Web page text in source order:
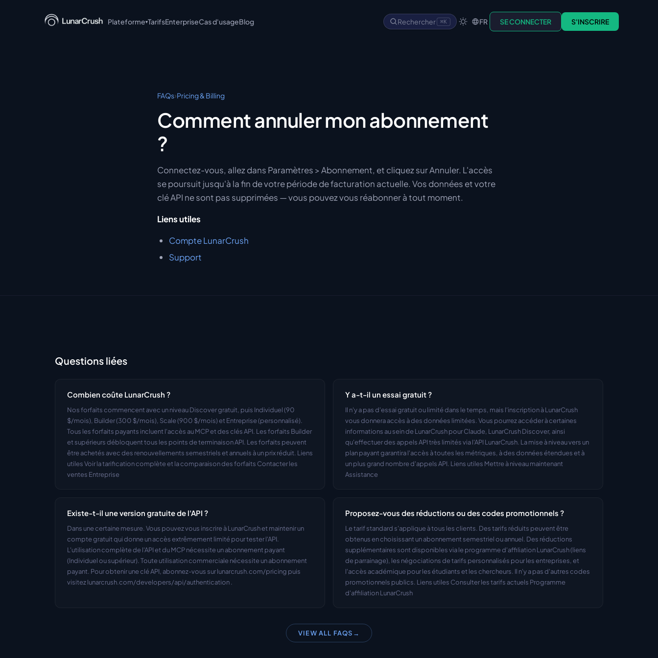
Plateforme▾
LunarCrush Discover
LunarCrush Collections
TarifsEnterpriseCas d'usageBlog Rechercher ⌘K FR SE CONNECTER S'INSCRIRE
FAQs›Pricing & Billing
Comment annuler mon abonnement
?
Connectez-vous, allez dans Paramètres > Abonnement, et cliquez sur Annuler. L'accès
se poursuit jusqu'à la fin de votre période de facturation actuelle. Vos données et votre
clé API ne sont pas supprimées — vous pouvez vous réabonner à tout moment.
Liens utiles
Compte LunarCrush
Support
Questions liées
Combien coûte LunarCrush ?
Nos forfaits commencent avec un niveau Discover gratuit, puis Individuel (90
$/mois), Builder (300 $/mois), Scale (900 $/mois) et Entreprise (personnalisé).
Tous les forfaits payants incluent l'accès au MCP et des clés API. Les forfaits Builder
et supérieurs débloquent tous les points de terminaison API. Les forfaits peuvent
être achetés avec des renouvellements semestriels et annuels à un prix réduit. Liens
utiles Voir la tarification complète et la comparaison des forfaits Contacter les
ventes Entreprise
Y a-t-il un essai gratuit ?
Il n'y a pas d'essai gratuit ou limité dans le temps, mais l'inscription à LunarCrush
vous donnera accès à des données limitées. Vous pourrez accéder à certaines
informations au sein de LunarCrush pour Claude, LunarCrush Discover, ainsi
qu'effectuer des appels API très limités via l'API LunarCrush. La mise à niveau vers un
plan payant garantira l'accès à toutes les métriques, à des données étendues et à
un plus grand nombre d'appels API. Liens utiles Mettre à niveau maintenant
Assistance
Existe-t-il une version gratuite de l'API ?
Dans une certaine mesure. Vous pouvez vous inscrire à LunarCrush et maintenir un
compte gratuit qui donne un accès extrêmement limité pour tester l'API.
L'utilisation complète de l'API et du MCP nécessite un abonnement payant
(Individuel ou supérieur). Toute utilisation commerciale nécessite un abonnement
payant. Pour obtenir une clé API, abonnez-vous sur lunarcrush.com/pricing puis
visitez lunarcrush.com/developers/api/authentication .
Proposez-vous des réductions ou des codes promotionnels ?
Le tarif standard s'applique à tous les clients. Des tarifs réduits peuvent être
obtenus en choisissant un abonnement semestriel ou annuel. Des réductions
supplémentaires sont disponibles via le programme d'affiliation LunarCrush (liens
de parrainage), les négociations de tarifs personnalisés pour les entreprises, et
l'accès académique pour les étudiants et les chercheurs. Il n'y a pas d'autres codes
promotionnels publics. Liens utiles Consulter les tarifs actuels Programme
d'affiliation LunarCrush
VIEW ALL FAQS →